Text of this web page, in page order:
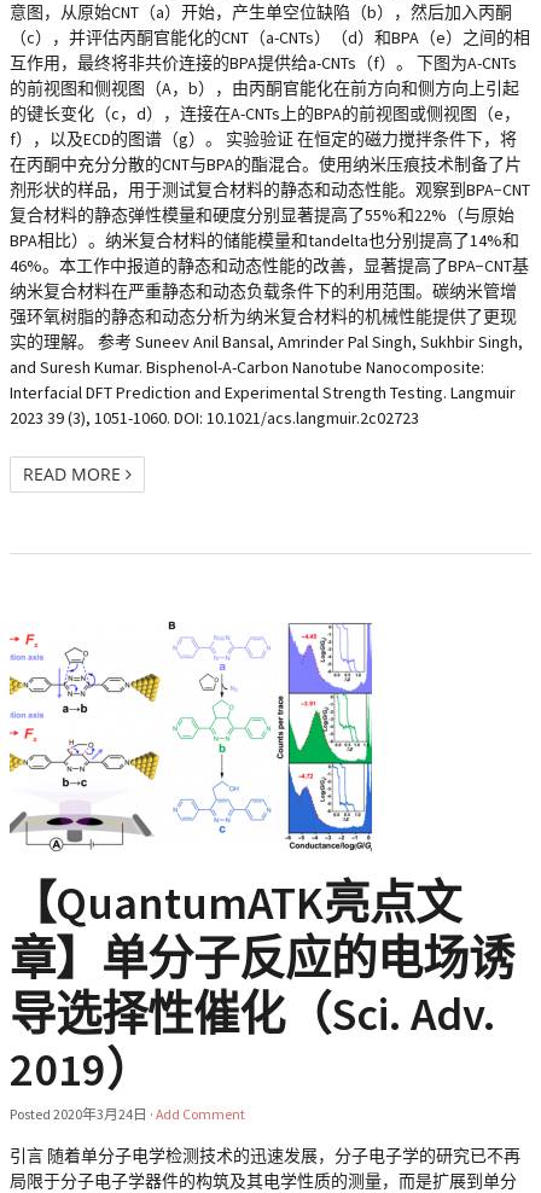
意图，从原始CNT（a）开始，产生单空位缺陷（b），然后加入丙酮
（c），并评估丙酮官能化的CNT（a-CNTs）（d）和BPA（e）之间的相
互作用，最终将非共价连接的BPA提供给a-CNTs（f）。 下图为A-CNTs
的前视图和侧视图（A，b），由丙酮官能化在前方向和侧方向上引起
的键长变化（c，d），连接在A-CNTs上的BPA的前视图或侧视图（e，
f），以及ECD的图谱（g）。 实验验证 在恒定的磁力搅拌条件下，将
在丙酮中充分分散的CNT与BPA的酯混合。使用纳米压痕技术制备了片
剂形状的样品，用于测试复合材料的静态和动态性能。观察到BPA−CNT
复合材料的静态弹性模量和硬度分别显著提高了55%和22%（与原始
BPA相比）。纳米复合材料的储能模量和tandelta也分别提高了14%和
46%。本工作中报道的静态和动态性能的改善，显著提高了BPA−CNT基
纳米复合材料在严重静态和动态负载条件下的利用范围。碳纳米管增
强环氧树脂的静态和动态分析为纳米复合材料的机械性能提供了更现
实的理解。 参考 Suneev Anil Bansal, Amrinder Pal Singh, Sukhbir Singh,
and Suresh Kumar. Bisphenol-A-Carbon Nanotube Nanocomposite:
Interfacial DFT Prediction and Experimental Strength Testing. Langmuir
2023 39 (3), 1051-1060. DOI: 10.1021/acs.langmuir.2c02723
READ MORE
【QuantumATK亮点文
章】单分子反应的电场诱
导选择性催化（Sci. Adv.
2019）
Posted 2020年3月24日 · Add Comment
引言 随着单分子电学检测技术的迅速发展，分子电子学的研究已不再
局限于分子电子学器件的构筑及其电学性质的测量，而是扩展到单分